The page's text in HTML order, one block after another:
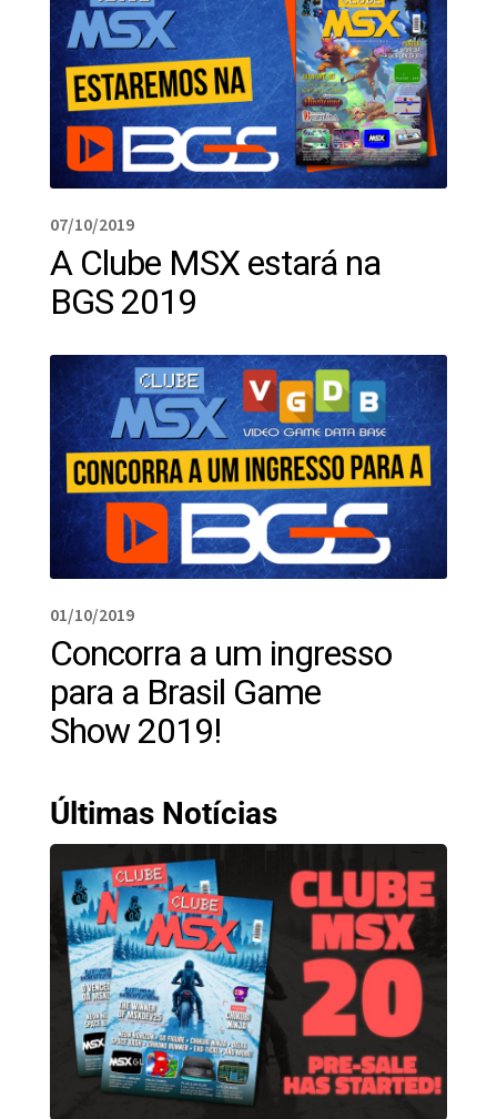
07/10/2019
A Clube MSX estará na
BGS 2019
01/10/2019
Concorra a um ingresso
para a Brasil Game
Show 2019!
Últimas Notícias